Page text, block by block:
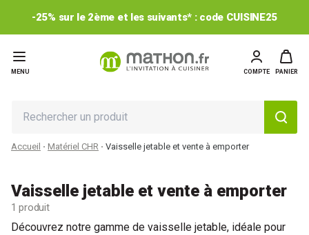
-25% sur le 2ème et les suivants* : code CUISINE25
MENU COMPTE PANIER
Accueil Matériel CHR Vaisselle jetable et vente à emporter
Vaisselle jetable et vente à emporter
1 produit
Découvrez notre gamme de vaisselle jetable, idéale pour